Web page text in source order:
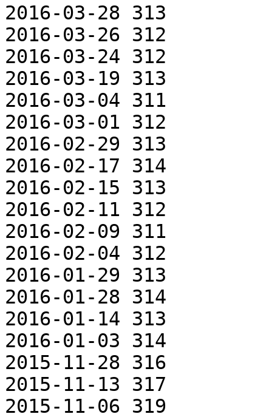
2016-03-28 313
2016-03-26 312
2016-03-24 312
2016-03-19 313
2016-03-04 311
2016-03-01 312
2016-02-29 313
2016-02-17 314
2016-02-15 313
2016-02-11 312
2016-02-09 311
2016-02-04 312
2016-01-29 313
2016-01-28 314
2016-01-14 313
2016-01-03 314
2015-11-28 316
2015-11-13 317
2015-11-06 319